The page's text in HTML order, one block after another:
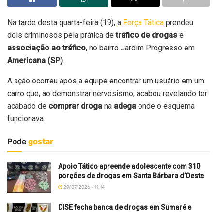
Na tarde desta quarta-feira (19), a Força Tática prendeu
dois criminosos pela prática detráfico de drogas e
associação ao tráfico, no bairro Jardim Progresso em
Americana (SP).
A ação ocorreu após a equipe encontrar um usuário em um
carro que, ao demonstrar nervosismo, acabou revelando ter
acabado de comprar droga na adega onde o esquema
funcionava.
Pode gostar
Apoio Tático apreende adolescente com 310
porções de drogas em Santa Bárbara d’Oeste
29/07/2026 - 11:14
DISE fecha banca de drogas em Sumaré e